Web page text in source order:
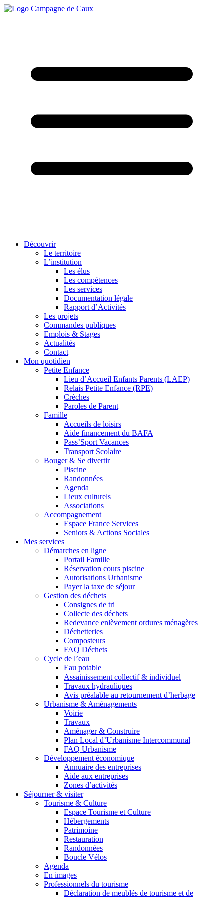
Découvrir
Le territoire
L’institution
Les élus
Les compétences
Les services
Documentation légale
Rapport d’Activités
Les projets
Commandes publiques
Emplois & Stages
Actualités
Contact
Mon quotidien
Petite Enfance
Lieu d’Accueil Enfants Parents (LAEP)
Relais Petite Enfance (RPE)
Crèches
Paroles de Parent
Famille
Accueils de loisirs
Aide financement du BAFA
Pass’Sport Vacances
Transport Scolaire
Bouger & Se divertir
Piscine
Randonnées
Agenda
Lieux culturels
Associations
Accompagnement
Espace France Services
Seniors & Actions Sociales
Mes services
Démarches en ligne
Portail Famille
Réservation cours piscine
Autorisations Urbanisme
Payer la taxe de séjour
Gestion des déchets
Consignes de tri
Collecte des déchets
Redevance enlèvement ordures ménagères
Déchetteries
Composteurs
FAQ Déchets
Cycle de l’eau
Eau potable
Assainissement collectif & individuel
Travaux hydrauliques
Avis préalable au retournement d’herbage
Urbanisme & Aménagements
Voirie
Travaux
Aménager & Construire
Plan Local d’Urbanisme Intercommunal
FAQ Urbanisme
Développement économique
Annuaire des entreprises
Aide aux entreprises
Zones d’activités
Séjourner & visiter
Tourisme & Culture
Espace Tourisme et Culture
Hébergements
Patrimoine
Restauration
Randonnées
Boucle Vélos
Agenda
En images
Professionnels du tourisme
Déclaration de meublés de tourisme et de